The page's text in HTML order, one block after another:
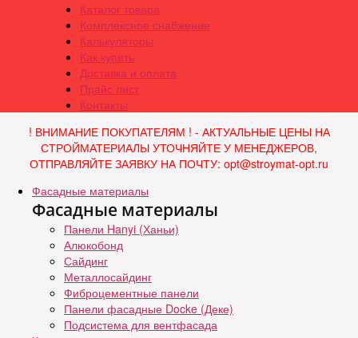
Каталог товара
Комплексное снабжение
Калькуляторы
Как купить
Доставка и оплата
Прайс лист
Контакты
! ВНИМАНИЕ ПОКУПАТЕЛЯМ ! - АКТУАЛЬНЫЕ ЦЕНЫ НА
СТРОЙМАТЕРИАЛЫ УТОЧНЯЙТЕ У МЕНЕДЖЕРОВ,
ОТПРАВЛЯЙТЕ ЗАЯВКУ НА ПОЧТУ: opt@stroymat-opt.ru
Фасадные материалы
Фасадные материалы
Панели Hanyi (Ханьи)
Алюкобонд
Сайдинг
Металлосайдинг
Фиброцементные панели
Панели фасадные Docke (Деке)
Подсистема для вентфасада